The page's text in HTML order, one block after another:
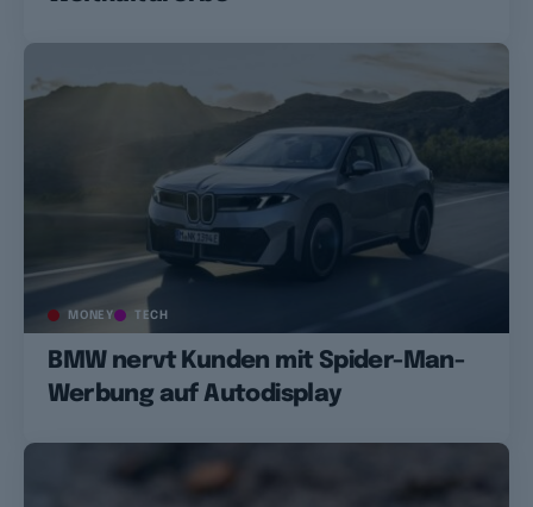
MONEY TECH
BMW nervt Kunden mit Spider-Man-
Werbung auf Autodisplay